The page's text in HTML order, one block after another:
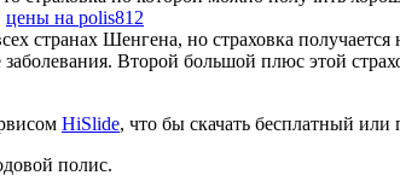
цены на polis812
странах Шенгена, но страховка
заболевания. Второй большой плюс этой
HiSlide, что бы скачать бесплатный
полис.